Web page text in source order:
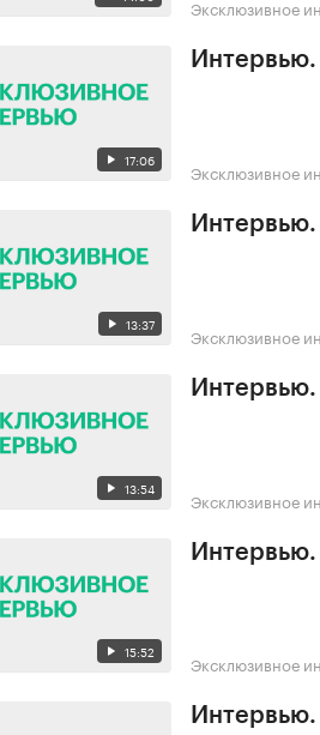
Эксклюзивное
17:06 Эксклюзивное
13:37 Эксклюзивное
13:54 Эксклюзивное
15:52 Эксклюзивное